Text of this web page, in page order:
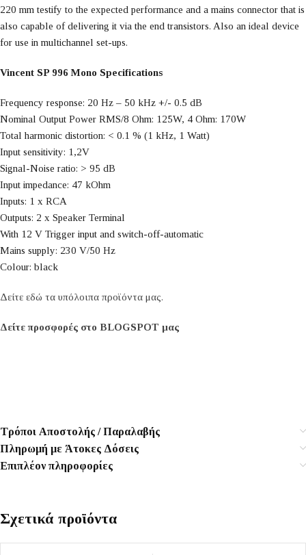
220 mm testify to the expected performance and a mains connector that is
also capable of delivering it via the end transistors. Also an ideal device
for use in multichannel set-ups.
Vincent SP 996 Mono Specifications
Frequency response: 20 Hz – 50 kHz +/- 0.5 dB
Nominal Output Power RMS/8 Ohm: 125W, 4 Ohm: 170W
Total harmonic distortion: < 0.1 % (1 kHz, 1 Watt)
Input sensitivity: 1,2V
Signal-Noise ratio: > 95 dB
Input impedance: 47 kOhm
Inputs: 1 x RCA
Outputs: 2 x Speaker Terminal
With 12 V Trigger input and switch-off-automatic
Mains supply: 230 V/50 Hz
Colour: black
Δείτε εδώ τα υπόλοιπα προϊόντα μας.
Δείτε προσφορές στο BLOGSPOT μας
Τρόποι Αποστολής / Παραλαβής
Πληρωμή με Άτοκες Δόσεις
Επιπλέον πληροφορίες
Σχετικά προϊόντα